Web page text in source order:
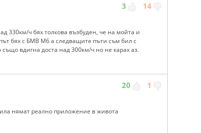
3 14
330км/ч бях толкова възбуден, че на мойта и
бях с БМВ М6 а следващите пъти съм бил с
вдигна доста над 300км/ч но не карах аз.
20 1
нямат реално приложение в живота